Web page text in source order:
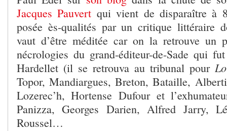
Jacques Pauvert qui vient de disparaître à
posée ès-qualités par un critique littéraire
vaut d’être méditée car on la retrouve un
nécrologies du grand-éditeur-de-Sade qui
Hardellet (il se retrouva au tribunal pour
Topor, Mandiargues, Breton, Bataille,
Lozerec’h, Hortense Dufour et
Panizza, Georges Darien, Alfred Jarry,
Roussel…